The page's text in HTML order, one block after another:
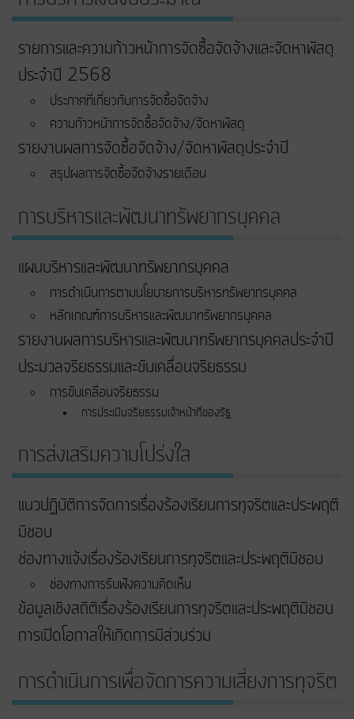
รายการและความก้าวหน้าการจัดซื้อจัดจ้างและจัดหาพัสดุ
ประจำปี 2568
ประกาศที่เกี่ยวกับการจัดซื้อจัดจ้าง
ความก้าวหน้าการจัดซื้อจัดจ้าง/จัดหาพัสดุ
รายงานผลการจัดซื้อจัดจ้าง/จัดหาพัสดุประจำปี
สรุปผลการจัดซื้อจัดจ้างรายเดือน
การบริหารและพัฒนาทรัพยากรบุคคล
แผนบริหารและพัฒนาทรัพยากรบุคคล
การดำเนินการตามนโยบายการบริหารทรัพยากรบุคคล
หลักเกณฑ์การบริหารและพัฒนาทรัพยากรบุคคล
รายงานผลการบริหารและพัฒนาทรัพยากรบุคคลประจำปี
ประมวลจริยธรรมและขับเคลื่อนจริยธรรม
การขับเคลื่อนจริยธรรม
การประเมินจริยธรรมเจ้าหน้าที่ของรัฐ
การส่งเสริมความโปร่งใส
แนวปฏิบัติการจัดการเรื่องร้องเรียนการทุจริตและประพฤติ
มิชอบ
ช่องทางแจ้งเรื่องร้องเรียนการทุจริตและประพฤติมิชอบ
ช่องทางการรับฟังความคิดเห็น
ข้อมูลเชิงสถิติเรื่องร้องเรียนการทุจริตและประพฤติมิชอบ
การเปิดโอกาสให้เกิดการมีส่วนร่วม
การดำเนินการเพื่อจัดการความเสี่ยงการทุจริต